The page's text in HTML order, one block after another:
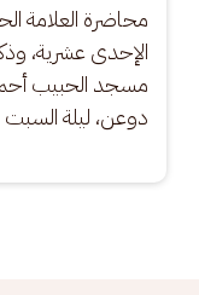
محاضرة العلامة
الإحدى عشرية،
مسجد الحبيب
دوعن، ليلة السبت 11 صفر الخير 1448هـ